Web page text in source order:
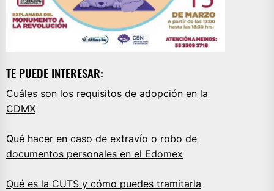
TE PUEDE INTERESAR:
Cuáles son los requisitos de adopción en la
CDMX
Qué hacer en caso de extravío o robo de
documentos personales en el Edomex
Qué es la CUTS y cómo puedes tramitarla